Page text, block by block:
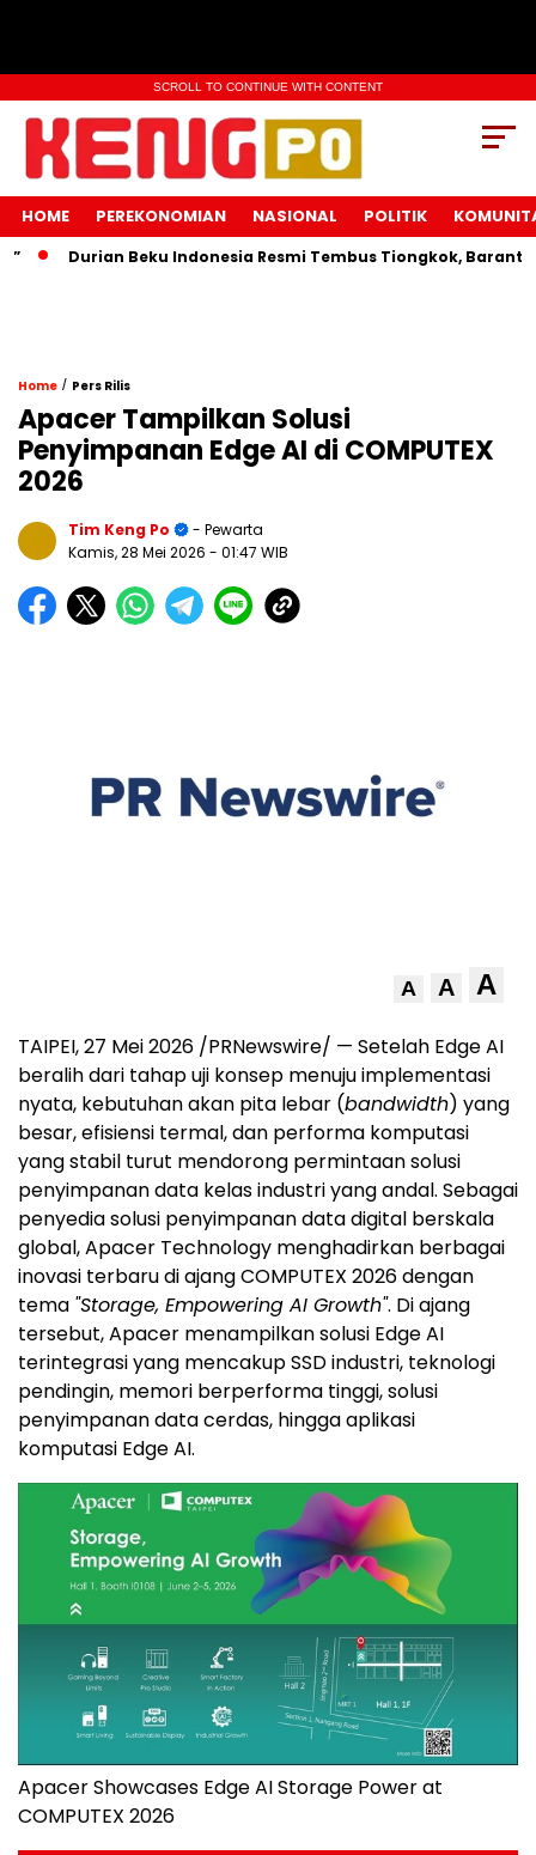
SCROLL TO CONTINUE WITH CONTENT
HOME PEREKONOMIAN NASIONAL POLITIK
Durian Beku Indonesia Resmi Tembus Tiongkok, Barantin
Home / Pers Rilis
Apacer Tampilkan Solusi
Penyimpanan Edge AI di COMPUTEX
2026
Tim Keng Po
- Pewarta
Kamis, 28 Mei 2026 - 01:47 WIB
A A A
TAIPEI, 27 Mei 2026 /PRNewswire/ — Setelah Edge AI
beralih dari tahap uji konsep menuju implementasi
nyata, kebutuhan akan pita lebar (bandwidth) yang
besar, efisiensi termal, dan performa komputasi
yang stabil turut mendorong permintaan solusi
penyimpanan data kelas industri yang andal. Sebagai
penyedia solusi penyimpanan data digital berskala
global, Apacer Technology menghadirkan berbagai
inovasi terbaru di ajang COMPUTEX 2026 dengan
tema "Storage, Empowering AI Growth". Di ajang
tersebut, Apacer menampilkan solusi Edge AI
terintegrasi yang mencakup SSD industri, teknologi
pendingin, memori berperforma tinggi, solusi
penyimpanan data cerdas, hingga aplikasi
komputasi Edge AI.
Apacer Showcases Edge AI Storage Power at
COMPUTEX 2026